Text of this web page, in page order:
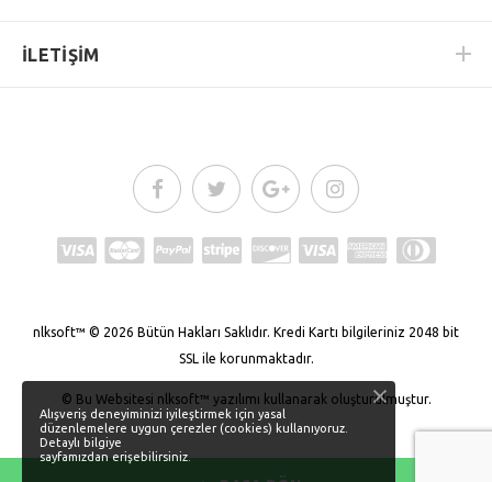
İLETİŞİM
nlksoft™ © 2026 Bütün Hakları Saklıdır. Kredi Kartı bilgileriniz 2048 bit
SSL ile korunmaktadır.
© Bu Websitesi nlksoft™ yazılımı kullanarak oluşturulmuştur.
Alışveriş deneyiminizi iyileştirmek için yasal
düzenlemelere uygun çerezler (cookies) kullanıyoruz.
Detaylı bilgiye
sayfamızdan erişebilirsiniz.